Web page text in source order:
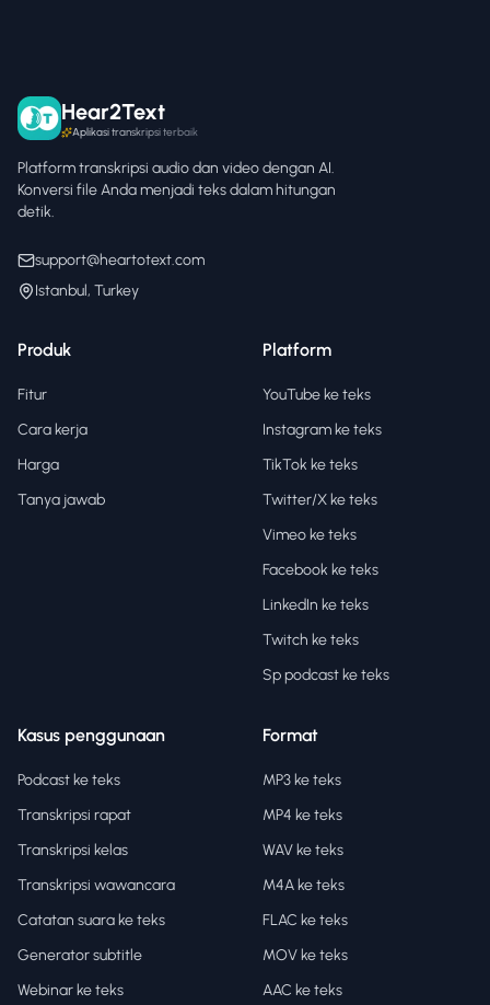
Hear2Text
Aplikasi transkripsi terbaik
Platform transkripsi audio dan video dengan AI.
Konversi file Anda menjadi teks dalam hitungan
detik.
support@heartotext.com
Istanbul, Turkey
Produk
Fitur
Cara kerja
Harga
Tanya jawab
Platform
YouTube ke teks
Instagram ke teks
TikTok ke teks
Twitter/X ke teks
Vimeo ke teks
Facebook ke teks
LinkedIn ke teks
Twitch ke teks
Sp podcast ke teks
Kasus penggunaan
Podcast ke teks
Transkripsi rapat
Transkripsi kelas
Transkripsi wawancara
Catatan suara ke teks
Generator subtitle
Webinar ke teks
Format
MP3 ke teks
MP4 ke teks
WAV ke teks
M4A ke teks
FLAC ke teks
MOV ke teks
AAC ke teks